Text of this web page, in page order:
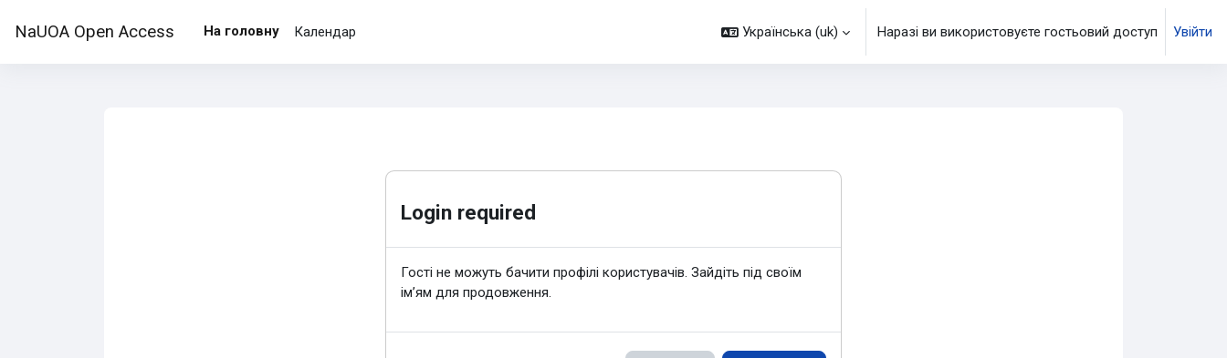
NaUOA Open Access На головну Календар Українська ‎(uk)‎ Наразі ви використовуєте гостьовий доступ Увійти
Login required
Гості не можуть бачити профілі користувачів. Зайдіть під своїм
ім’ям для продовження.